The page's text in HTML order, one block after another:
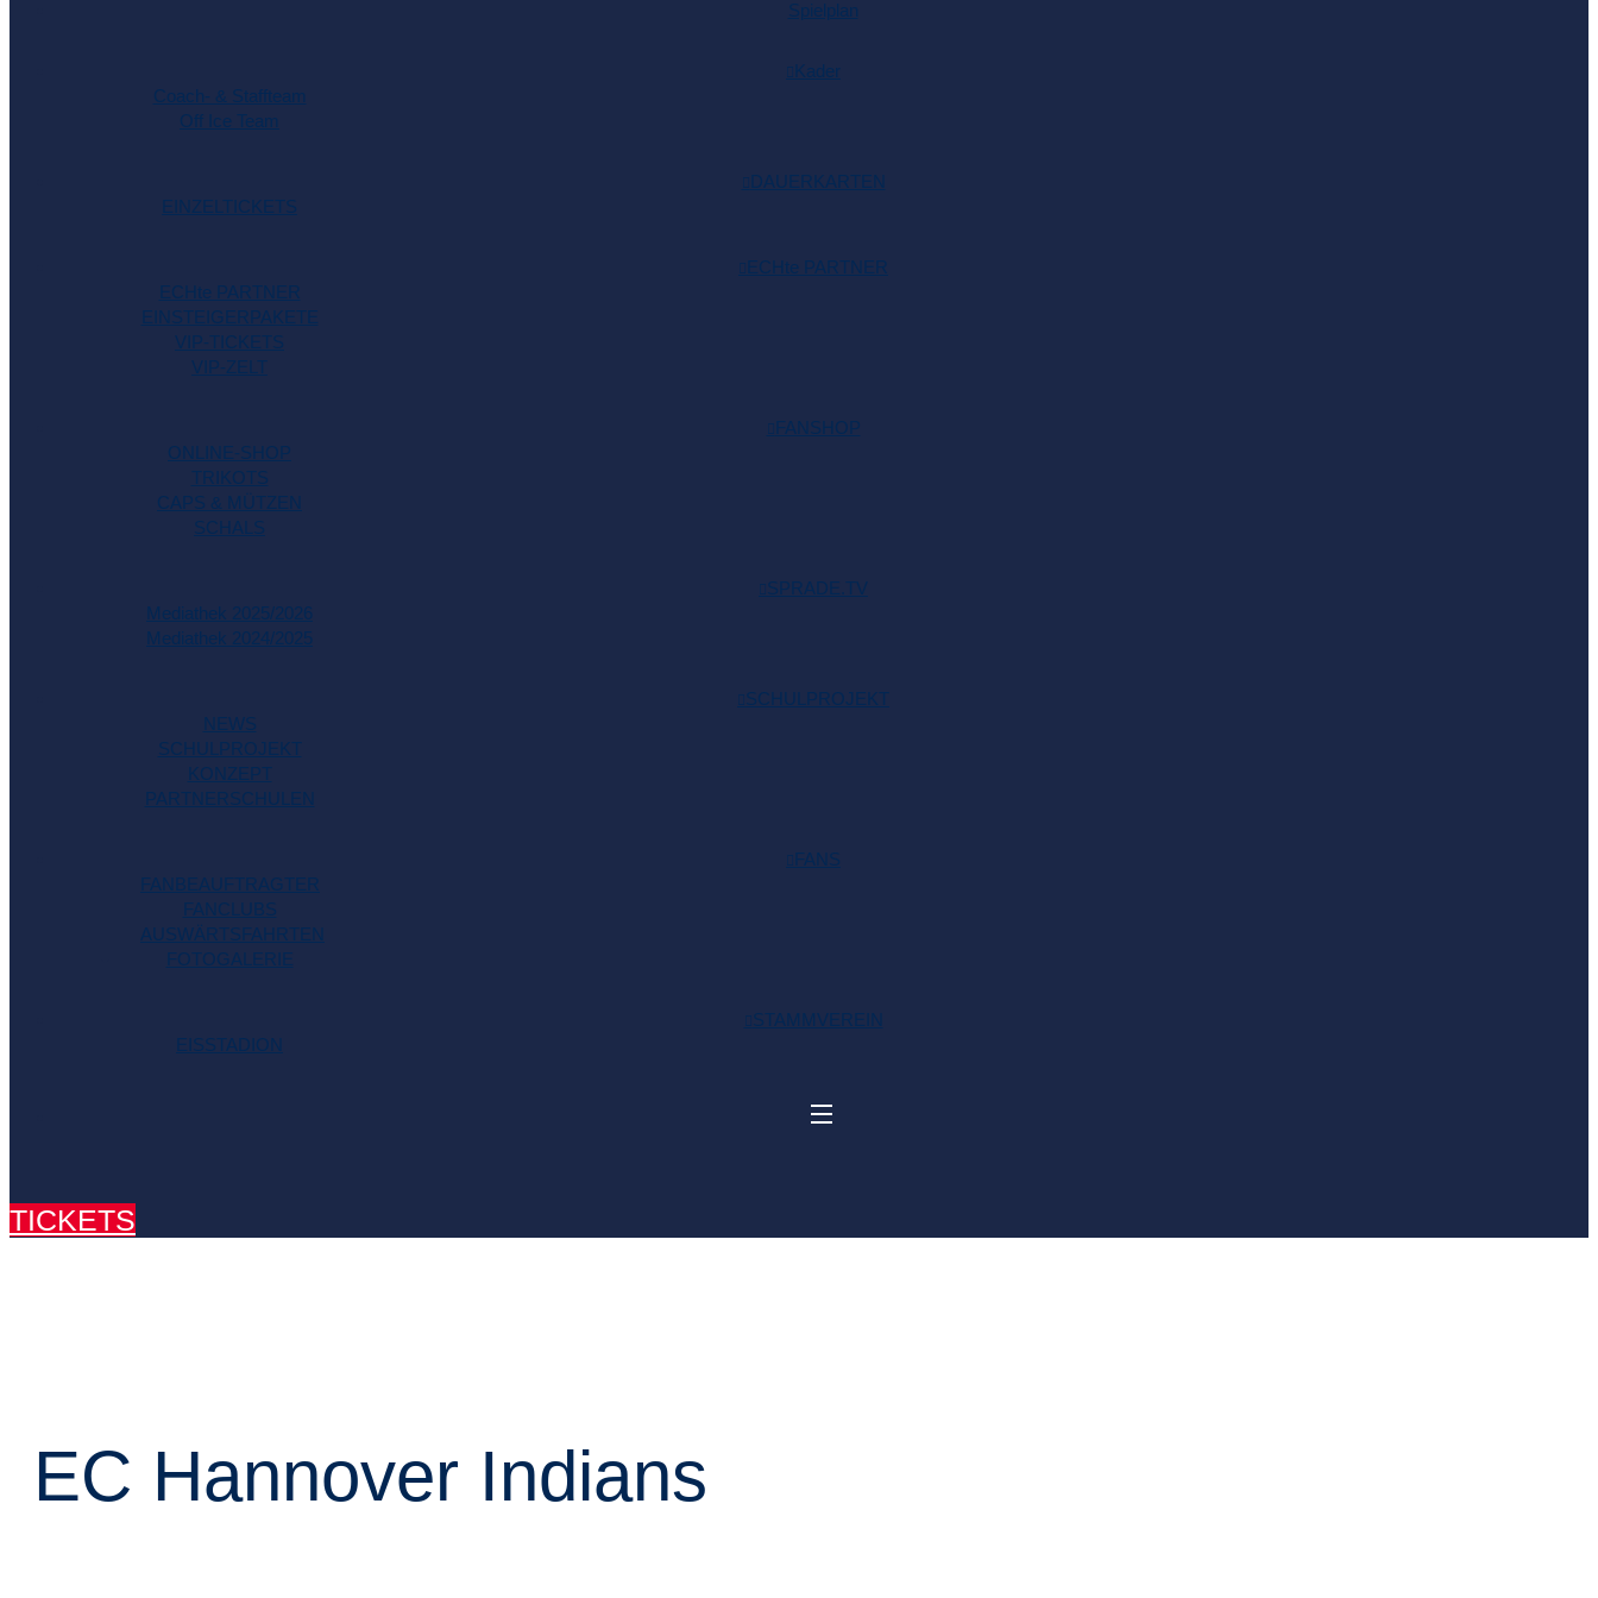
Spielplan
Kader
Coach- & Staffteam
Off Ice Team
DAUERKARTEN
EINZELTICKETS
ECHte PARTNER
ECHte PARTNER
EINSTEIGERPAKETE
VIP-TICKETS
VIP-ZELT
FANSHOP
ONLINE-SHOP
TRIKOTS
CAPS & MÜTZEN
SCHALS
SPRADE.TV
Mediathek 2025/2026
Mediathek 2024/2025
SCHULPROJEKT
NEWS
SCHULPROJEKT
KONZEPT
PARTNERSCHULEN
FANS
FANBEAUFTRAGTER
FANCLUBS
AUSWÄRTSFAHRTEN
FOTOGALERIE
STAMMVEREIN
EISSTADION
TICKETS
EC Hannover Indians